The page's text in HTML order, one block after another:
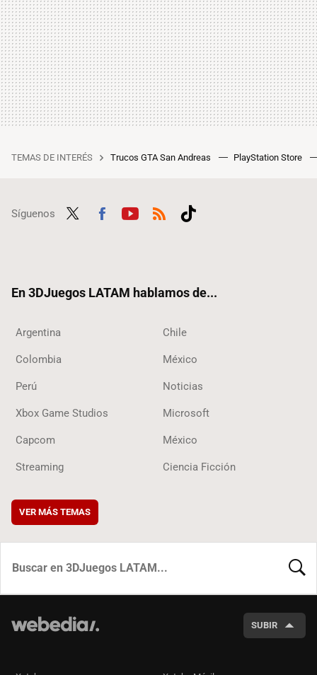
TEMAS DE INTERÉS Trucos GTA San Andreas PlayStation Store
Síguenos
En 3DJuegos LATAM hablamos de...
Argentina Chile
Colombia México
Perú Noticias
Xbox Game Studios Microsoft
Capcom México
Streaming Ciencia Ficción
VER MÁS TEMAS
SUBIR